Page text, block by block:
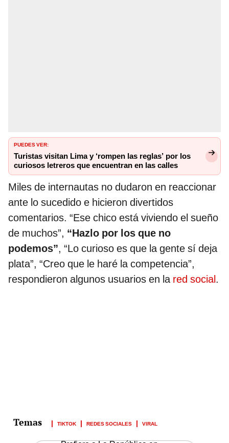
PUEDES VER:
Turistas visitan Lima y ‘rompen las reglas’ por los
curiosos letreros que encuentran en las calles
Miles de internautas no dudaron en reaccionar
ante lo sucedido e hicieron divertidos
comentarios. “Ese chico está viviendo el sueño
de muchos”, “Hazlo por los que no
podemos”, “Lo curioso es que la gente sí deja
plata”, “Creo que le haré la competencia”,
respondieron algunos usuarios en la red social.
TIKTOK REDES SOCIALES VIRAL